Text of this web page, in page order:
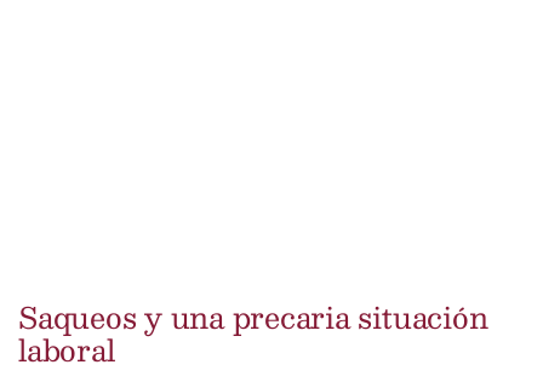
Saqueos y una precaria situación
laboral